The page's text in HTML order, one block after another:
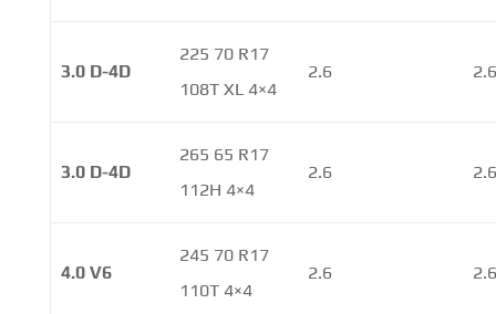
3.0 D-4D
225 70 R17
108T XL 4×4
2.6
3.0 D-4D
265 65 R17
112H 4×4
2.6
4.0 V6
245 70 R17
110T 4×4
2.6